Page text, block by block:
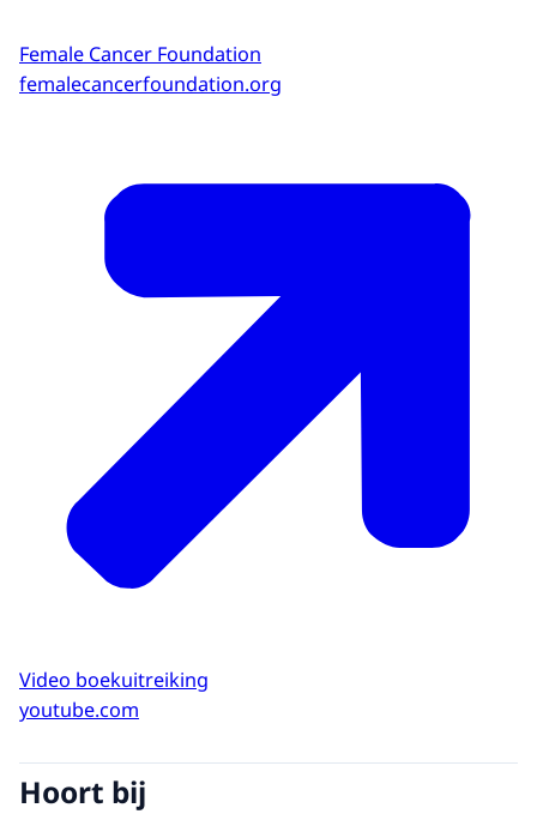
Female Cancer Foundation
femalecancerfoundation.org
Video boekuitreiking
youtube.com
Hoort bij